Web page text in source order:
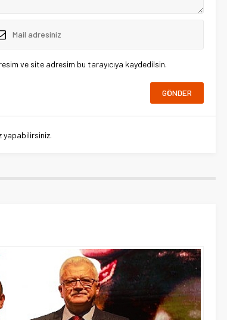
ve site adresim bu tarayıcıya kaydedilsin.
yapabilirsiniz.